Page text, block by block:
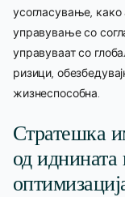
усогласување, како
управување со
управуваат со
ризици,
жизнеспособна.
Стратешка
од иднината